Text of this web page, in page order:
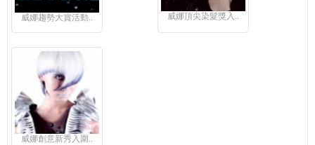
威娜趨勢大賞活動.. 威娜頂尖染髮獎入..
威娜創意新秀入圍..